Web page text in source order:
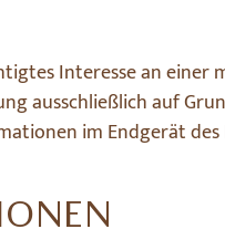
Interesse an einer
ausschließlich auf
im Endgerät des